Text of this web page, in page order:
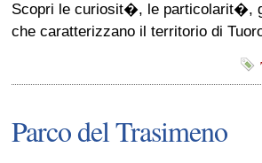
Scopri le curiosit�, le particolarit�,
che caratterizzano il territorio di
Parco del Trasimeno